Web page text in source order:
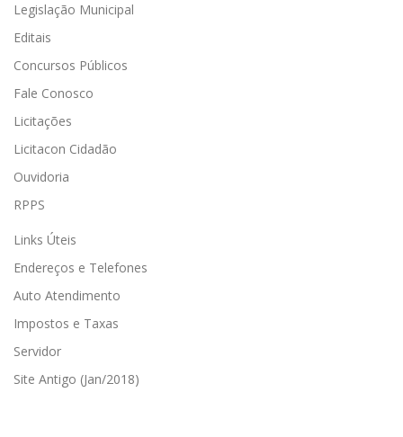
Legislação Municipal
Editais
Concursos Públicos
Fale Conosco
Licitações
Licitacon Cidadão
Ouvidoria
RPPS
Links Úteis
Endereços e Telefones
Auto Atendimento
Impostos e Taxas
Servidor
Site Antigo (Jan/2018)